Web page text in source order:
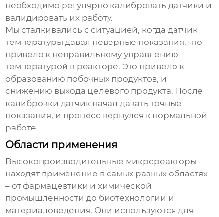
необходимо регулярно калибровать датчики и
валидировать их работу.
Мы сталкивались с ситуацией, когда датчик
температуры давал неверные показания, что
привело к неправильному управлению
температурой в реакторе. Это привело к
образованию побочных продуктов, и
снижению выхода целевого продукта. После
калибровки датчик начал давать точные
показания, и процесс вернулся к нормальной
работе.
Области применения
Высокопроизводительные микрореакторы
находят применение в самых разных областях
– от фармацевтики и химической
промышленности до биотехнологии и
материаловедения. Они используются для